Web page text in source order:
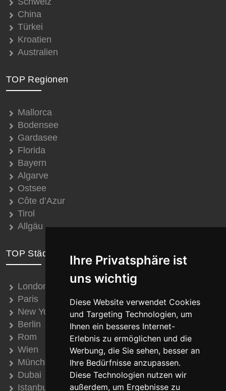
Ihre Privatsphäre ist
uns wichtig
Diese Website verwendet Cookies
und Targeting Technologien, um
Ihnen ein besseres Internet-
Erlebnis zu ermöglichen und die
Werbung, die Sie sehen, besser an
Ihre Bedürfnisse anzupassen.
Diese Technologien nutzen wir
außerdem, um Ergebnisse zu
China
Türkei
Kroatien
Australien
TOP Regionen
Mallorca
Bodensee
Gardasee
Florida
Bayern
Algarve
Ostsee
Côte d’Azur
Tirol
Allgäu
TOP Städte
London
Paris
New York
Berlin
Rom
Wien
München
Dubai
Istanbul